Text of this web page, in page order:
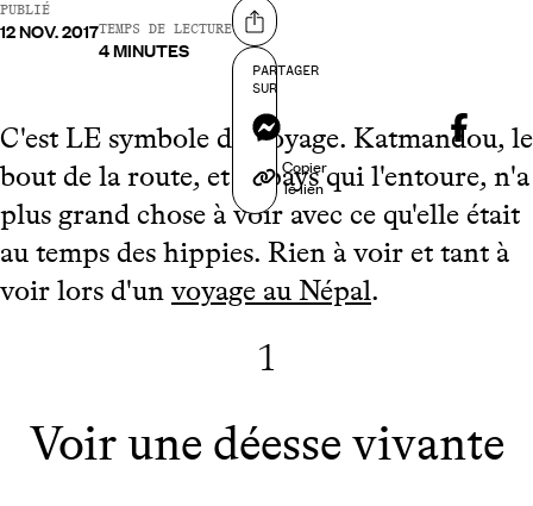
PUBLIÉ
12 NOV. 2017TEMPS DE LECTURE
4 MINUTES
Partager sur
PARTAGER
SUR
Messenger
Copier
le lien
C'est LE symbole du voyage. Katmandou, le
bout de la route, et le pays qui l'entoure, n'a
plus grand chose à voir avec ce qu'elle était
au temps des hippies. Rien à voir et tant à
voir lors d'un voyage au Népal.
1
Voir une déesse vivante